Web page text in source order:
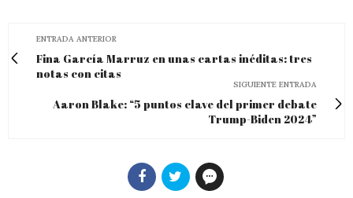
ENTRADA ANTERIOR
Fina García Marruz en unas cartas inéditas: tres
notas con citas
SIGUIENTE ENTRADA
Aaron Blake: “5 puntos clave del primer debate
Trump-Biden 2024”